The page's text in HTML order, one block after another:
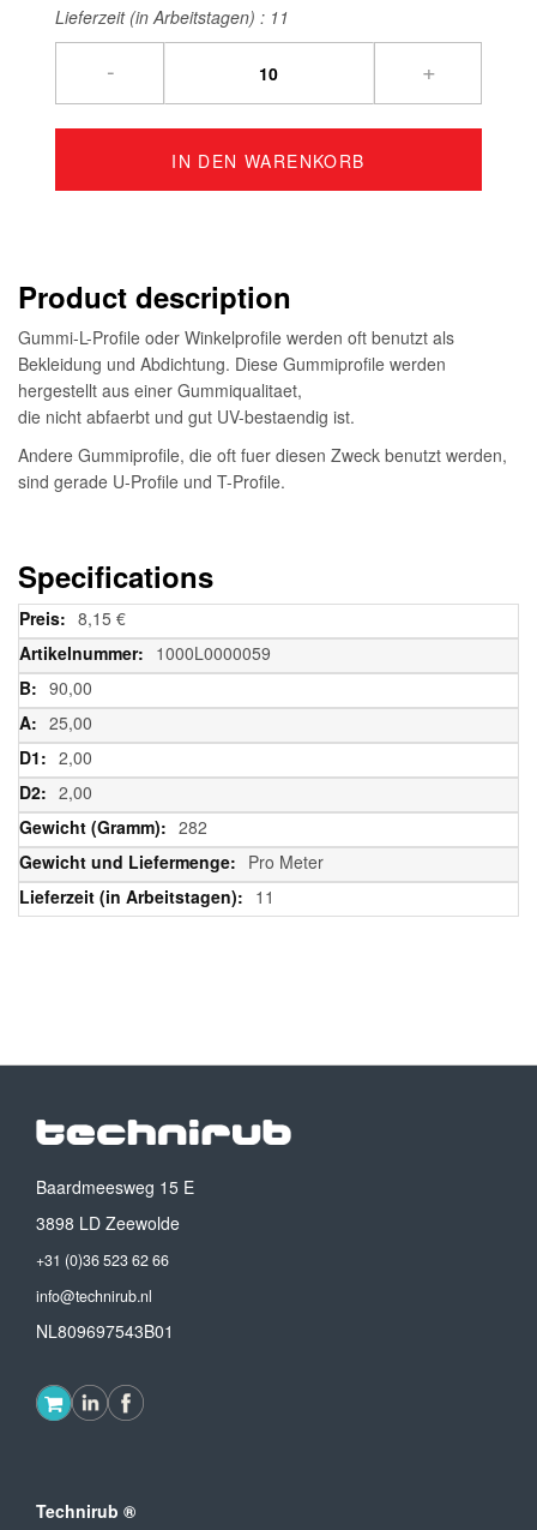
Lieferzeit (in Arbeitstagen) : 11
- +
IN DEN WARENKORB
Product description
Gummi-L-Profile oder Winkelprofile werden oft benutzt als
Bekleidung und Abdichtung. Diese Gummiprofile werden
hergestellt aus einer Gummiqualitaet,
die nicht abfaerbt und gut UV-bestaendig ist.
Andere Gummiprofile, die oft fuer diesen Zweck benutzt werden,
sind gerade U-Profile und T-Profile.
Specifications
Weitere
Informationen
8,15 €
1000L0000059
90,00
25,00
2,00
2,00
282
Pro Meter
11
Baardmeesweg 15 E
3898 LD Zeewolde
+31 (0)36 523 62 66
info@technirub.nl
NL809697543B01
Technirub ®